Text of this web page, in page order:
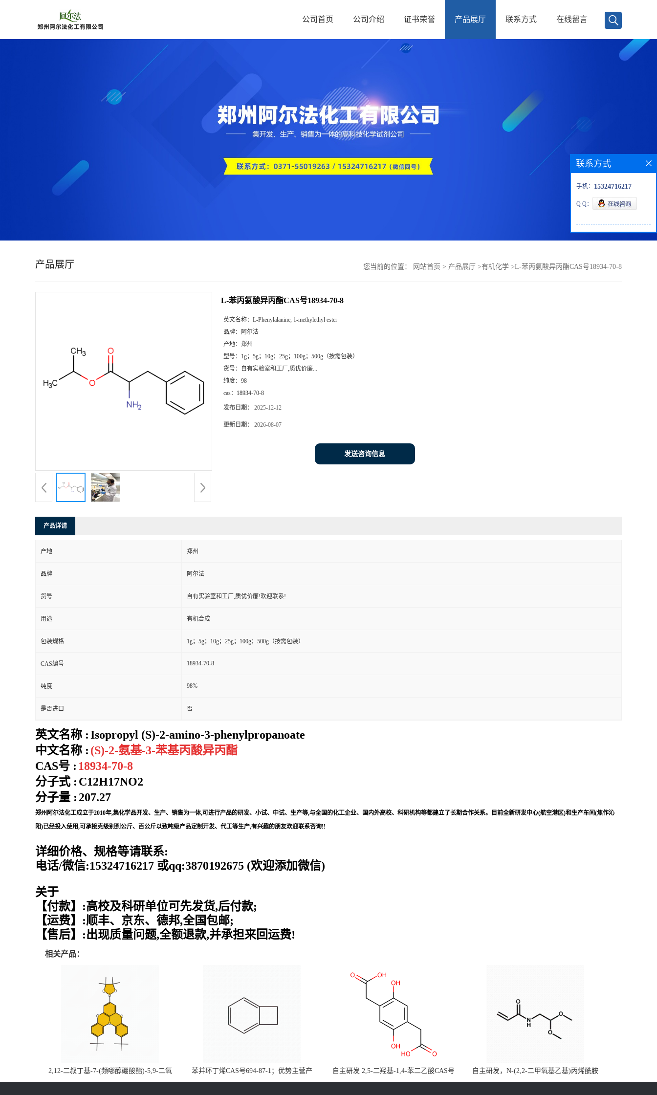
公司首页 公司介绍 证书荣誉 产品展厅 联系方式 在线留言
产品展厅 您当前的位置： 网站首页 > 产品展厅 >有机化学 >L-苯丙氨酸异丙酯CAS号18934-70-8
L-苯丙氨酸异丙酯CAS号18934-70-8
英文名称： L-Phenylalanine, 1-methylethyl ester
品牌： 阿尔法
产地： 郑州
型号： 1g；5g；10g；25g；100g；500g（按需包装）
货号：
自有实验室和工厂,质优价廉...
纯度： 98
cas： 18934-70-8
发布日期： 2025-12-12
更新日期： 2026-08-07
发送咨询信息
产品详请
产地 郑州
品牌 阿尔法
货号 自有实验室和工厂,质优价廉!欢迎联系!
用途 有机合成
包装规格 1g；5g；10g；25g；100g；500g（按需包装）
CAS编号 18934-70-8
纯度 98%
是否进口 否
英文名称 :Isopropyl (S)-2-amino-3-phenylpropanoate
中文名称 : (S)-2-氨基-3-苯基丙酸异丙酯
CAS号 : 18934-70-8
分子式 : C12H17NO2
分子量 : 207.27
郑州阿尔法化工成立于2010年,集化学品开发、生产、销售为一体,可进行产品的研发、小试、中试、生产等,与全国的化工企业、国内外高校、科研机构等都建立了长期合作关系。目前全新研发中心(航空港区)和生产车间(焦作沁
阳)已经投入使用,可承接克级别到公斤、百公斤以致吨级产品定制开发、代工等生产,有兴趣的朋友欢迎联系咨询!!
详细价格、规格等请联系:
电话/微信:15324716217 或qq:3870192675 (欢迎添加微信)
关于
【付款】:高校及科研单位可先发货,后付款;
【运费】:顺丰、京东、德邦,全国包邮;
【售后】:出现质量问题,全额退款,并承担来回运费!
相关产品：
2,12-二叔丁基-7-(频哪醇硼酸酯)-5,9-二氧
杂-13b-硼萘并[3,2,1-de]蒽CAS号2648896-
苯并环丁烯CAS号694-87-1；优势主营产
品，现货直发，大小包装均可
自主研发 2,5-二羟基-1,4-苯二乙酸CAS号
5488-16-4；公斤级现货优势供应，质量保
自主研发，N-(2,2-二甲氧基乙基)丙烯酰胺
CAS号49707-23-5；丙烯酰胺类单体优势供
联系方式
手机： 15324716217
Q Q：